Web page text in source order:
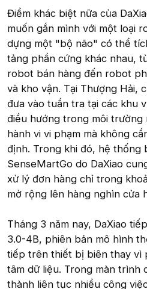
Điểm khác biệt nữa của
muốn gắn mình với một loại
dựng một "bộ não" có thể
tảng phần cứng khác nhau,
robot bán hàng đến robot
và kho vận. Tại Thượng Hải,
đưa vào tuần tra tại các khu
điều hướng trong môi trường
hành vi vi phạm mà không
định. Trong khi đó, hệ thống
SenseMartGo do DaXiao
xử lý đơn hàng chỉ trong
mở rộng lên hàng nghìn cửa
Tháng 3 năm nay, DaXiao
3.0-4B, phiên bản mô hình
tiếp trên thiết bị biên thay vì
tâm dữ liệu. Trong màn trình
thành liên tục nhiều công